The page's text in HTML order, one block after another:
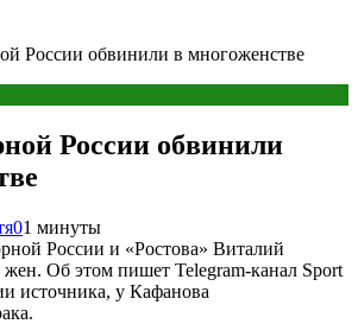
России обвинили в многоженстве
России обвинили
01 минуты
России и «Ростова» Виталий
Об этом пишет Telegram-канал Sport
источника, у Кафанова